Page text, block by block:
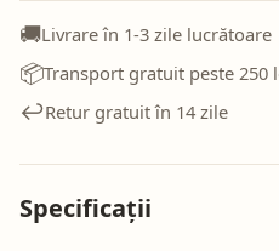
🚚Livrare în 1-3 zile lucrătoare
📦Transport gratuit peste 250
↩️Retur gratuit în 14 zile
Specificații